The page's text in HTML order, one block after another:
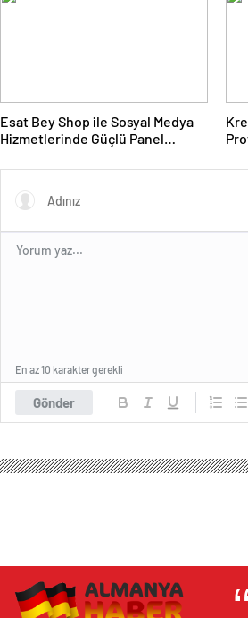
Esat Bey Shop ile Sosyal Medya
Hizmetlerinde Güçlü Panel
Gönder
En az 10 karakter gerekli